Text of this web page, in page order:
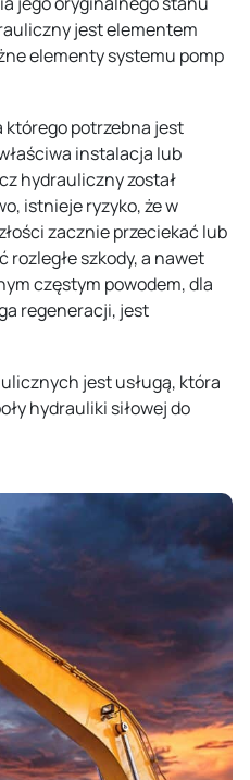
jest elementem
elementy systemu pomp
którego potrzebna jest
instalacja lub
hydrauliczny został
istnieje ryzyko, że w
zacznie przeciekać lub
rozległe szkody, a nawet
częstym powodem, dla
regeneracji, jest
jest usługą, która
hydrauliki siłowej do